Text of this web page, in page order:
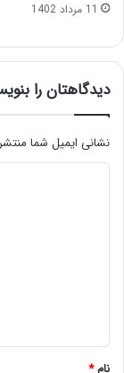
11 مرداد 1402
دیدگاهتان را
نشانی ایمیل شما